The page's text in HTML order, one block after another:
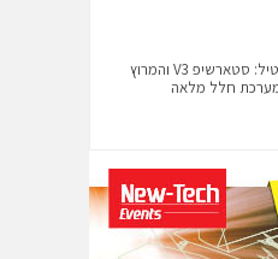
לא עוד טיל: סטארשיפ V3 והמרוץ
מערכת חלל מלאה